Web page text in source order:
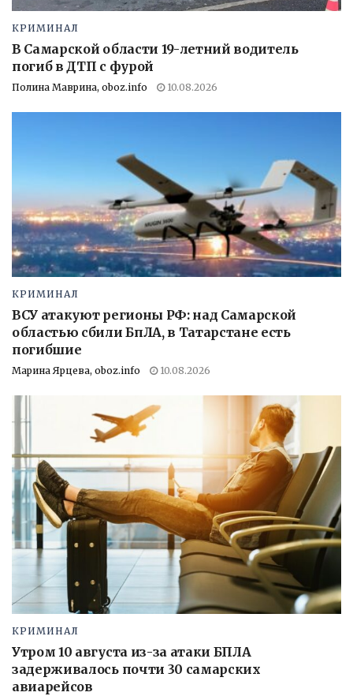
КРИМИНАЛ
В Самарской области 19-летний водитель
погиб в ДТП с фурой
Полина Маврина, oboz.info 10.08.2026
КРИМИНАЛ
ВСУ атакуют регионы РФ: над Самарской
областью сбили БпЛА, в Татарстане есть
погибшие
Марина Ярцева, oboz.info 10.08.2026
КРИМИНАЛ
Утром 10 августа из-за атаки БПЛА
задерживалось почти 30 самарских
авиарейсов